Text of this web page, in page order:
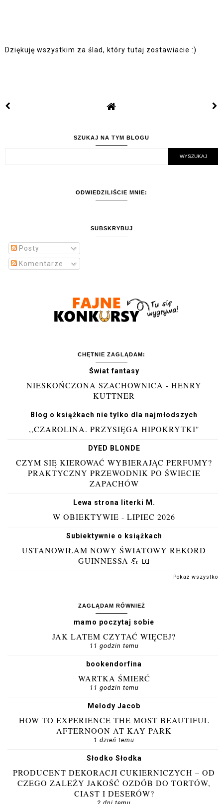
Dziękuję wszystkim za ślad, który tutaj zostawiacie :)
SZUKAJ NA TYM BLOGU
ODWIEDZILIŚCIE MNIE:
SUBSKRYBUJ
Posty
Komentarze
CHĘTNIE ZAGLĄDAM:
Świat fantasy
NIESKOŃCZONA SZACHOWNICA - HENRY
KUTTNER
Blog o książkach nie tylko dla najmłodszych
,,CZAROLINA. PRZYSIĘGA HIPOKRYTKI"
DYED BLONDE
CZYM SIĘ KIEROWAĆ WYBIERAJĄC PERFUMY?
PRAKTYCZNY PRZEWODNIK PO ŚWIECIE
ZAPACHÓW
Lewa strona literki M.
W OBIEKTYWIE - LIPIEC 2026
Subiektywnie o książkach
USTANOWIŁAM NOWY ŚWIATOWY REKORD
GUINNESSA 💪 📖
Pokaż wszystko
ZAGLĄDAM RÓWNIEŻ
mamo poczytaj sobie
JAK LATEM CZYTAĆ WIĘCEJ?
11 godzin temu
bookendorfina
WARTKA ŚMIERĆ
11 godzin temu
Melody Jacob
HOW TO EXPERIENCE THE MOST BEAUTIFUL
AFTERNOON AT KAY PARK
1 dzień temu
Słodko Słodka
PRODUCENT DEKORACJI CUKIERNICZYCH – OD
CZEGO ZALEŻY JAKOŚĆ OZDÓB DO TORTÓW,
CIAST I DESERÓW?